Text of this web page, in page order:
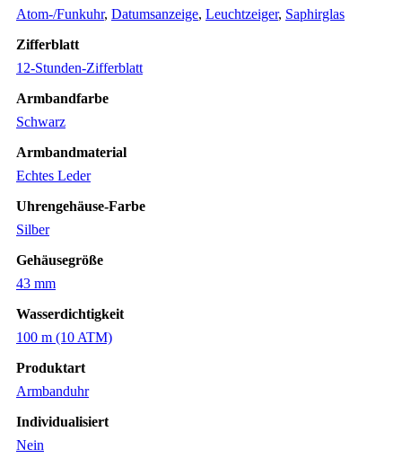
Atom-/Funkuhr, Datumsanzeige, Leuchtzeiger, Saphirglas
Zifferblatt
12-Stunden-Zifferblatt
Armbandfarbe
Schwarz
Armbandmaterial
Echtes Leder
Uhrengehäuse-Farbe
Silber
Gehäusegröße
43 mm
Wasserdichtigkeit
100 m (10 ATM)
Produktart
Armbanduhr
Individualisiert
Nein